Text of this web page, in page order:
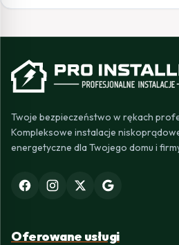
Twoje bezpieczeństwo w rękach
Kompleksowe instalacje
energetyczne dla Twojego domu i
Oferowane usługi